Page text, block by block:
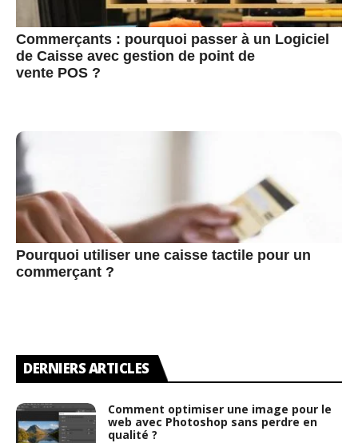
Commerçants : pourquoi passer à un Logiciel
de Caisse avec gestion de point de
vente POS ?
Pourquoi utiliser une caisse tactile pour un
commerçant ?
DERNIERS ARTICLES
Comment optimiser une image pour le
web avec Photoshop sans perdre en
qualité ?